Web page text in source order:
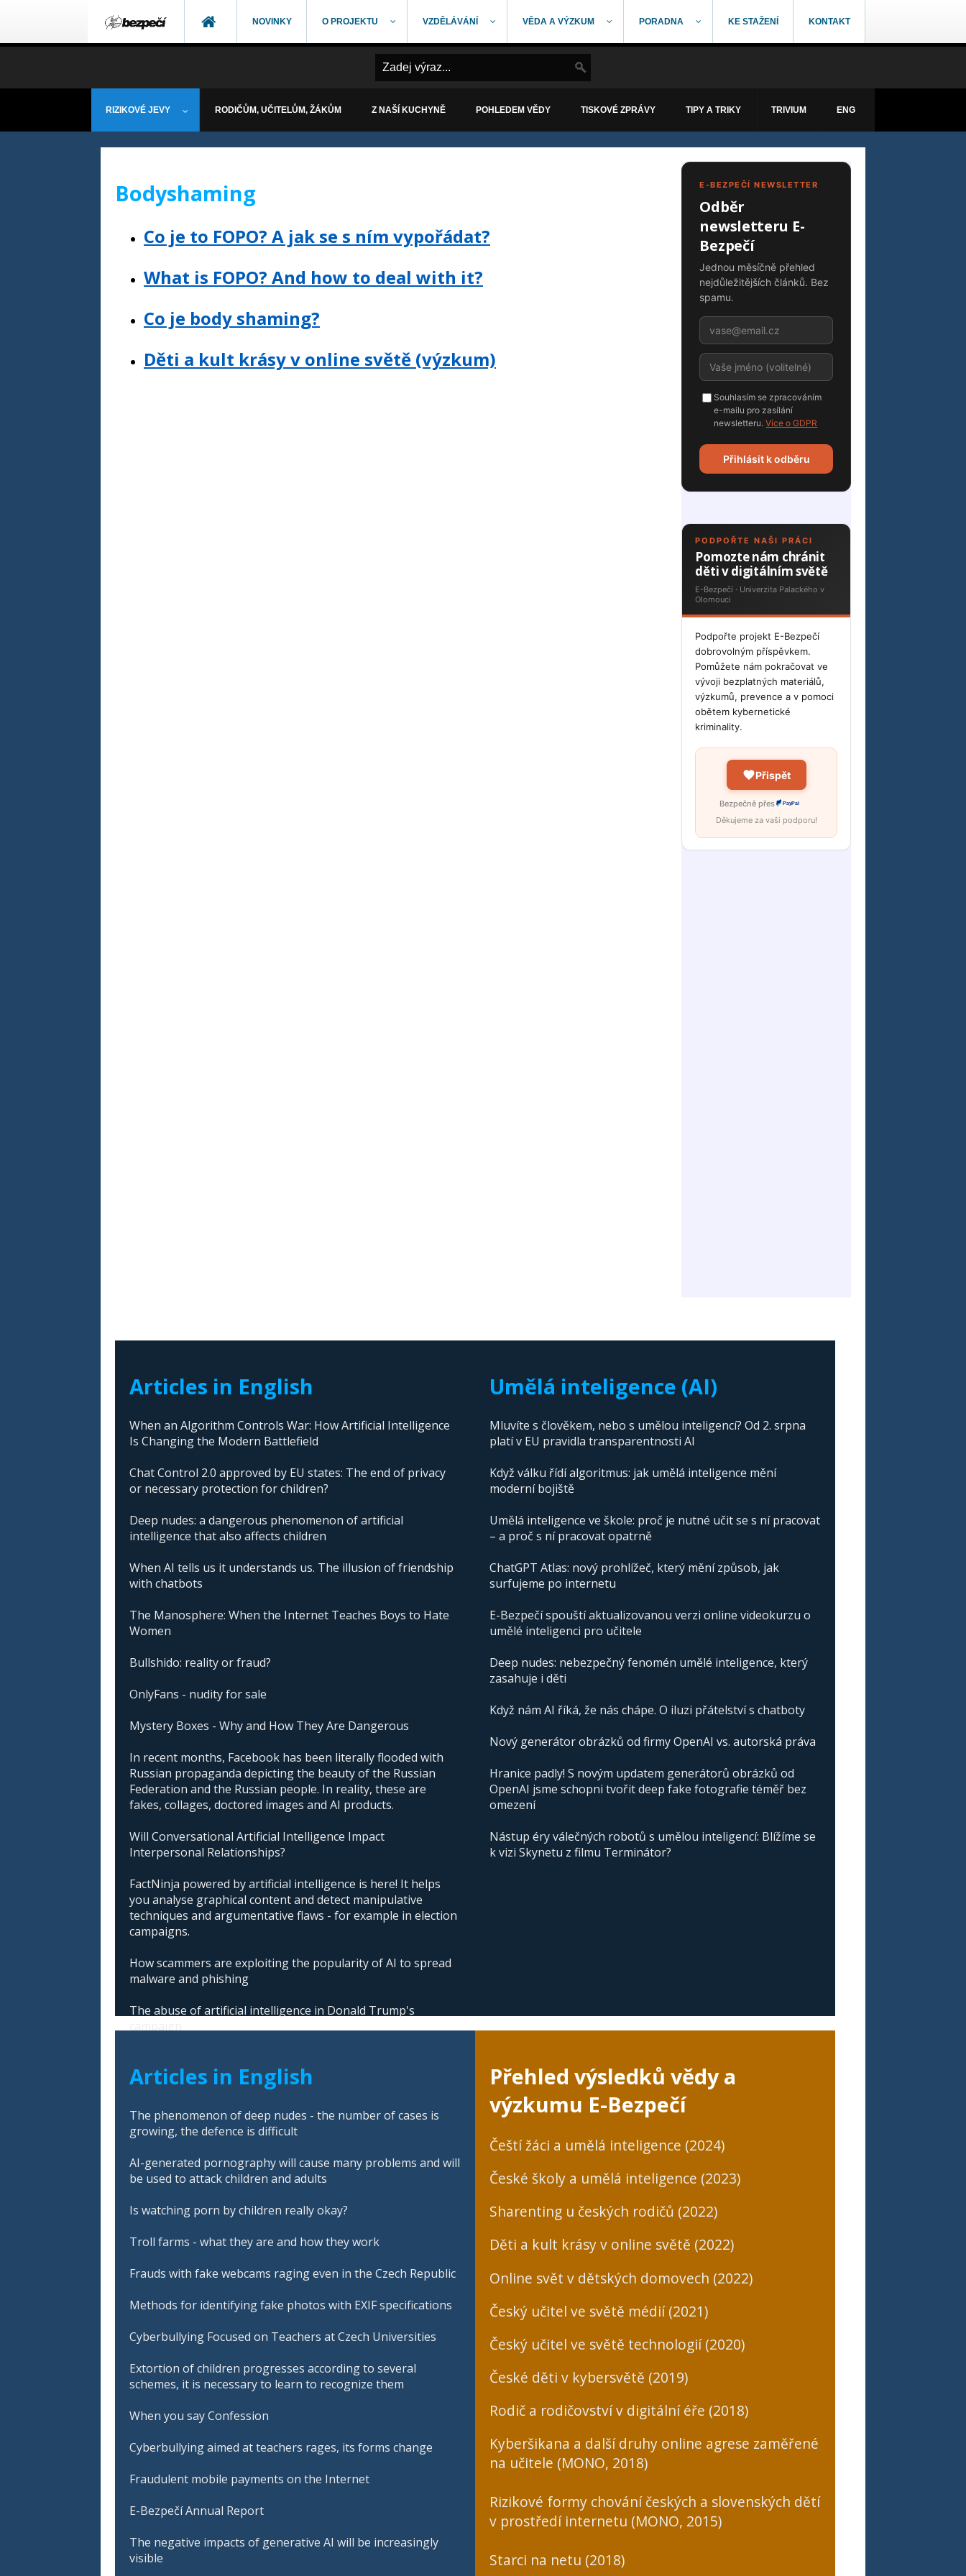
NOVINKY O PROJEKTU VZDĚLÁVÁNÍ VĚDA A VÝZKUM PORADNA KE STAŽENÍ KONTAKT
RIZIKOVÉ JEVY RODIČŮM, UČITELŮM, ŽÁKŮM Z NAŠÍ KUCHYNĚ POHLEDEM VĚDY TISKOVÉ ZPRÁVY TIPY A TRIKY TRIVIUM ENG
E-BEZPEČÍ NEWSLETTER
Odběr
newsletteru E-
Bezpečí
Jednou měsíčně přehled
nejdůležitějších článků. Bez
spamu.
Souhlasím se zpracováním
e-mailu pro zasílání
newsletteru.Více o GDPR
Přihlásit k odběru
PODPOŘTE NAŠI PRÁCI
Pomozte nám chránit
děti v digitálním světě
E-Bezpečí · Univerzita Palackého v
Olomouci
Podpořte projekt E-Bezpečí
dobrovolným příspěvkem.
Pomůžete nám pokračovat ve
vývoji bezplatných materiálů,
výzkumů, prevence a v pomoci
obětem kybernetické
kriminality.
Přispět
Bezpečně přes PayPal
Děkujeme za vaši podporu!
Bodyshaming
Co je to FOPO? A jak se s ním vypořádat?
What is FOPO? And how to deal with it?
Co je body shaming?
Děti a kult krásy v online světě (výzkum)
Articles in English
When an Algorithm Controls War: How Artificial Intelligence
Is Changing the Modern Battlefield
Chat Control 2.0 approved by EU states: The end of privacy
or necessary protection for children?
Deep nudes: a dangerous phenomenon of artificial
intelligence that also affects children
When AI tells us it understands us. The illusion of friendship
with chatbots
The Manosphere: When the Internet Teaches Boys to Hate
Women
Bullshido: reality or fraud?
OnlyFans - nudity for sale
Mystery Boxes - Why and How They Are Dangerous
In recent months, Facebook has been literally flooded with
Russian propaganda depicting the beauty of the Russian
Federation and the Russian people. In reality, these are
fakes, collages, doctored images and AI products.
Will Conversational Artificial Intelligence Impact
Interpersonal Relationships?
FactNinja powered by artificial intelligence is here! It helps
you analyse graphical content and detect manipulative
techniques and argumentative flaws - for example in election
campaigns.
How scammers are exploiting the popularity of AI to spread
malware and phishing
The abuse of artificial intelligence in Donald Trump's
Umělá inteligence (AI)
Mluvíte s člověkem, nebo s umělou inteligencí? Od 2. srpna
platí v EU pravidla transparentnosti AI
Když válku řídí algoritmus: jak umělá inteligence mění
moderní bojiště
Umělá inteligence ve škole: proč je nutné učit se s ní pracovat
– a proč s ní pracovat opatrně
ChatGPT Atlas: nový prohlížeč, který mění způsob, jak
surfujeme po internetu
E-Bezpečí spouští aktualizovanou verzi online videokurzu o
umělé inteligenci pro učitele
Deep nudes: nebezpečný fenomén umělé inteligence, který
zasahuje i děti
Když nám AI říká, že nás chápe. O iluzi přátelství s chatboty
Nový generátor obrázků od firmy OpenAI vs. autorská práva
Hranice padly! S novým updatem generátorů obrázků od
OpenAI jsme schopni tvořit deep fake fotografie téměř bez
omezení
Nástup éry válečných robotů s umělou inteligencí: Blížíme se
k vizi Skynetu z filmu Terminátor?
Articles in English
The phenomenon of deep nudes - the number of cases is
growing, the defence is difficult
AI-generated pornography will cause many problems and will
be used to attack children and adults
Is watching porn by children really okay?
Troll farms - what they are and how they work
Frauds with fake webcams raging even in the Czech Republic
Methods for identifying fake photos with EXIF specifications
Cyberbullying Focused on Teachers at Czech Universities
Extortion of children progresses according to several
schemes, it is necessary to learn to recognize them
When you say Confession
Cyberbullying aimed at teachers rages, its forms change
Fraudulent mobile payments on the Internet
E-Bezpečí Annual Report
The negative impacts of generative AI will be increasingly
visible
Přehled výsledků vědy a
výzkumu E-Bezpečí
Čeští žáci a umělá inteligence (2024)
České školy a umělá inteligence (2023)
Sharenting u českých rodičů (2022)
Děti a kult krásy v online světě (2022)
Online svět v dětských domovech (2022)
Český učitel ve světě médií (2021)
Český učitel ve světě technologií (2020)
České děti v kybersvětě (2019)
Rodič a rodičovství v digitální éře (2018)
Kyberšikana a další druhy online agrese zaměřené
na učitele (MONO, 2018)
Rizikové formy chování českých a slovenských dětí
v prostředí internetu (MONO, 2015)
Starci na netu (2018)